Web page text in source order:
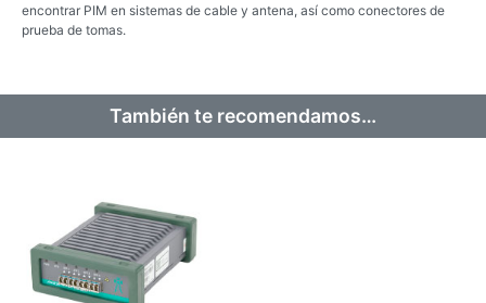
encontrar PIM en sistemas de cable y antena, así como conectores de
prueba de tomas.
También te recomendamos…